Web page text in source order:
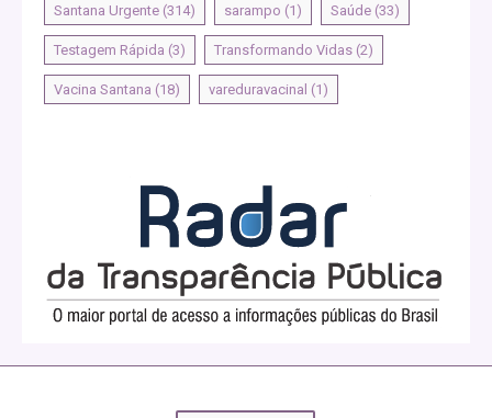
Santana Urgente (314) sarampo (1) Saúde (33)
Testagem Rápida (3) Transformando Vidas (2)
Vacina Santana (18) vareduravacinal (1)